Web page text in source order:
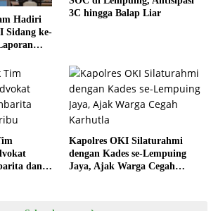
Hadiri
Sidang ke-
3C hingga Balap Liar
dan
Kapolres OKI Silaturahmi
dengan Kades se-Lempuing
Jaya, Ajak Warga Cegah